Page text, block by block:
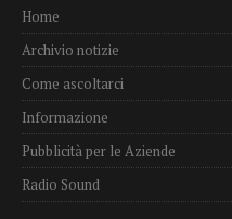
Home
Archivio notizie
Come ascoltarci
Informazione
Pubblicità per le Aziende
Radio Sound